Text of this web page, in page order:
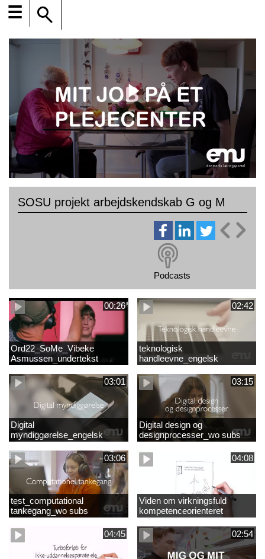
☰
SOSU projekt arbejdskendskab G og M
Podcasts
00:26
Ord22_SoMe_Vibeke
Asmussen_undertekst
02:42
teknologisk
handleevne_engelsk
03:01
Digital
myndiggørelse_engelsk
03:15
Digital design og
designprocesser_wo subs
03:06
test_computational
tankegang_wo subs
04:08
Viden om virkningsfuld
kompetenceorienteret
naturfagsundervisning
04:45
02:54